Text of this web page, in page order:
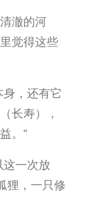
澈的河
觉得这些
，还有它
长寿），
。”
这一次放
狸，一只修